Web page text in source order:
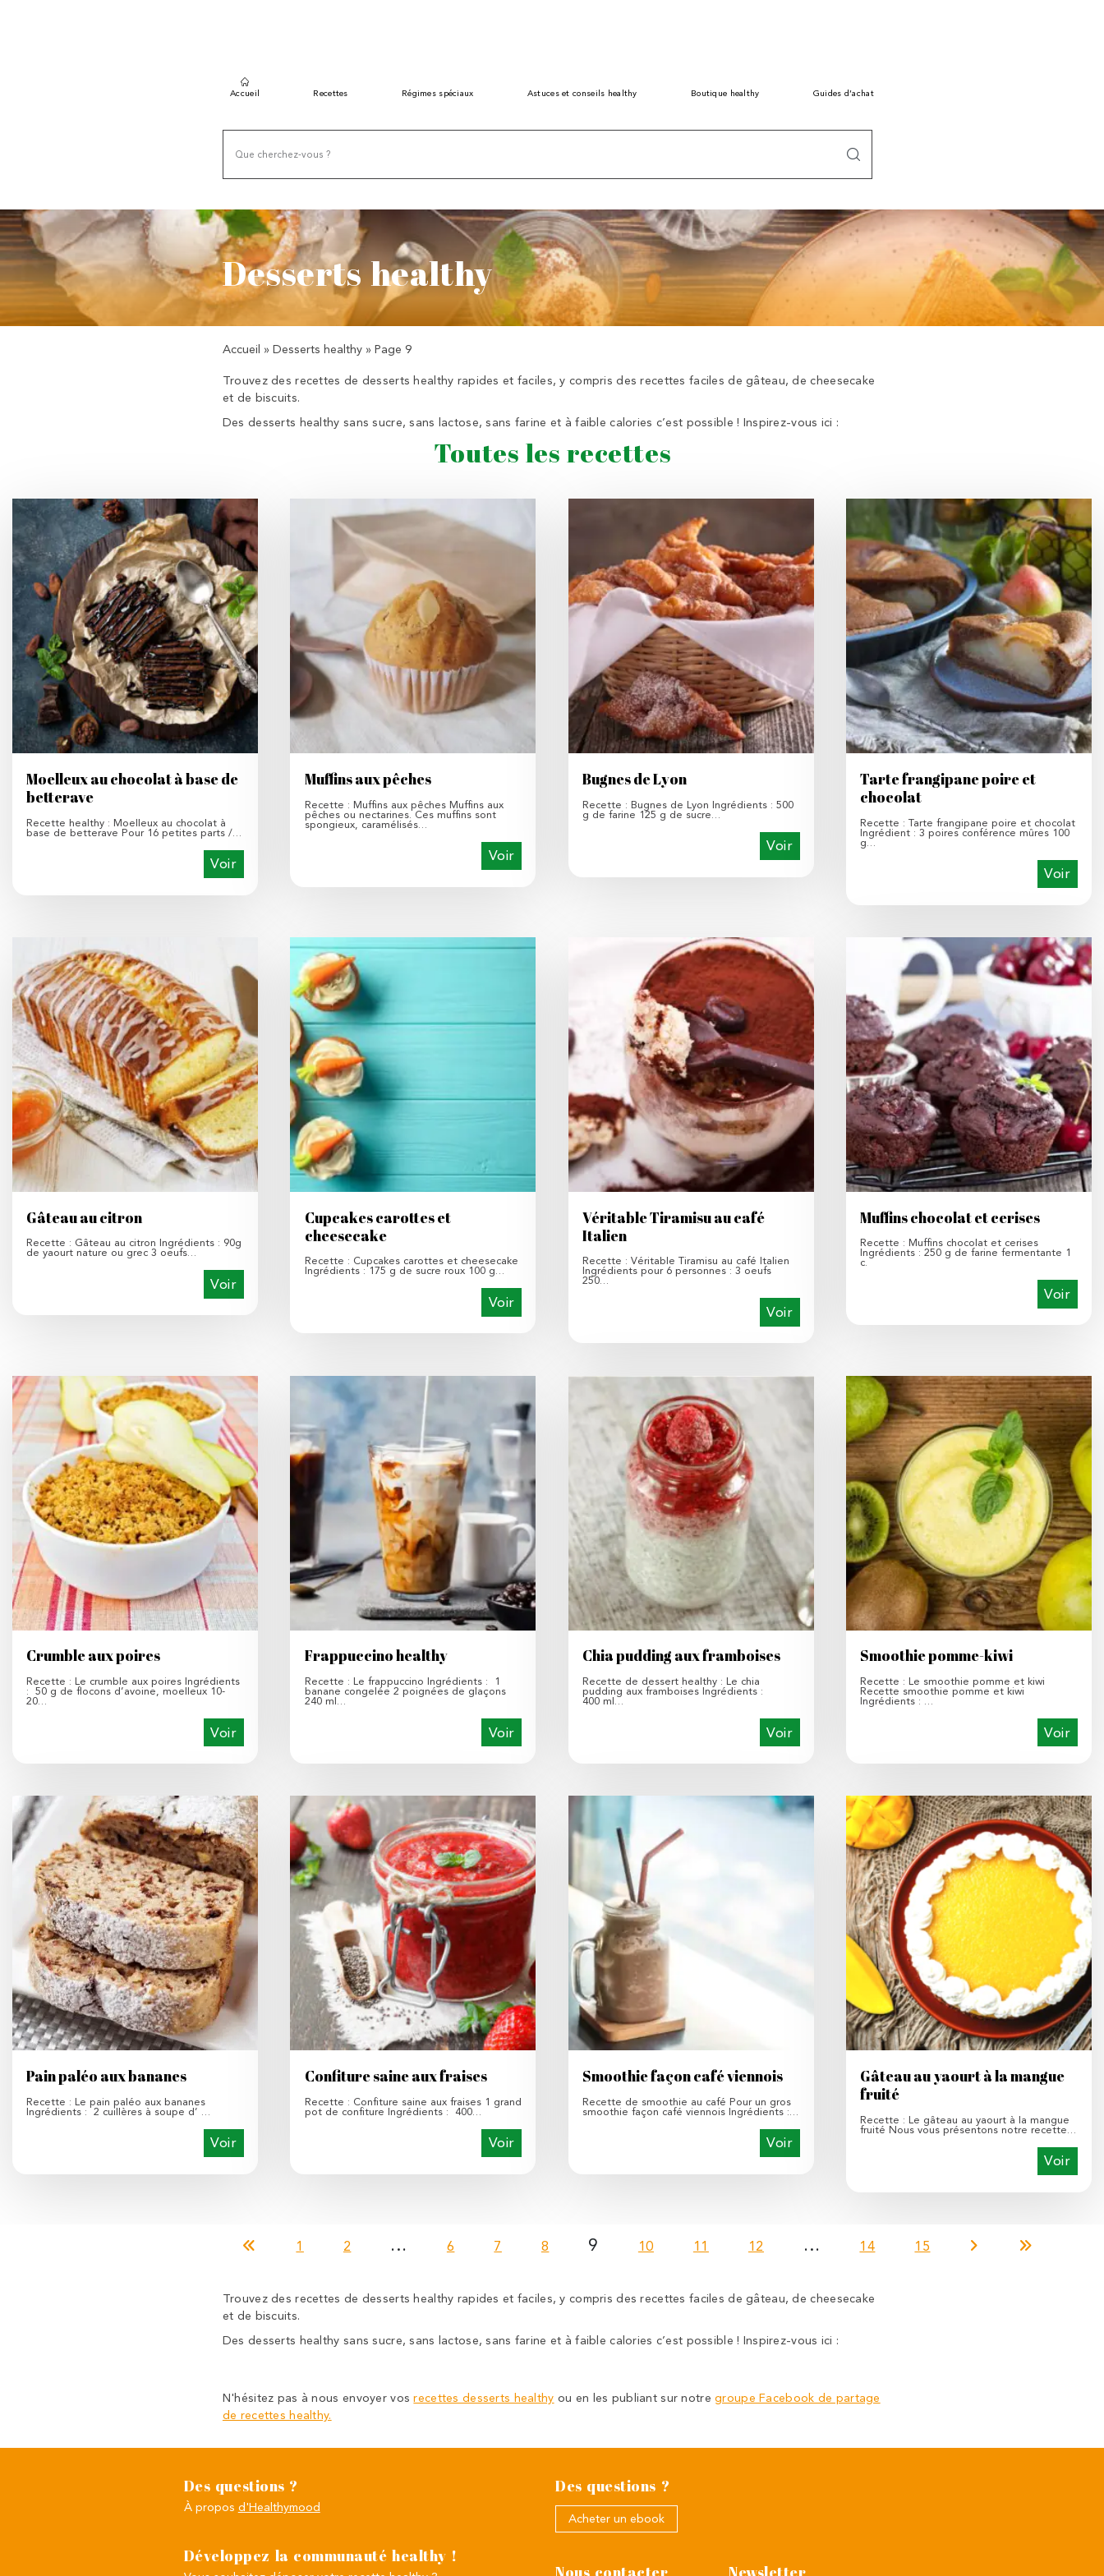
Accueil Recettes Régimes spéciaux Astuces et conseils healthy Boutique healthy Guides d’achat
Desserts healthy
Accueil » Desserts healthy» Page 9
Trouvez des recettes de desserts healthy rapides et faciles, y compris des recettes faciles de gâteau, de cheesecake
et de biscuits.
Des desserts healthy sans sucre, sans lactose, sans farine et à faible calories c’est possible ! Inspirez-vous ici :
Toutes les recettes
Moelleux au chocolat à base de
betterave
Recette healthy : Moelleux au chocolat à
base de betterave Pour 16 petites parts /…
Voir
Muffins aux pêches
Recette : Muffins aux pêches Muffins aux
pêches ou nectarines. Ces muffins sont
spongieux, caramélisés…
Voir
Bugnes de Lyon
Recette : Bugnes de Lyon Ingrédients : 500
g de farine 125 g de sucre…
Voir
Tarte frangipane poire et
chocolat
Recette : Tarte frangipane poire et chocolat
Ingrédient : 3 poires conférence mûres 100
g…
Voir
Gâteau au citron
Recette : Gâteau au citron Ingrédients : 90g
de yaourt nature ou grec 3 oeufs…
Voir
Cupcakes carottes et
cheesecake
Recette : Cupcakes carottes et cheesecake
Ingrédients : 175 g de sucre roux 100 g…
Voir
Véritable Tiramisu au café
Italien
Recette : Véritable Tiramisu au café Italien
Ingrédients pour 6 personnes : 3 oeufs
250…
Voir
Muffins chocolat et cerises
Recette : Muffins chocolat et cerises
Ingrédients : 250 g de farine fermentante 1
c.
Voir
Crumble aux poires
Recette : Le crumble aux poires Ingrédients
: 50 g de flocons d’avoine, moelleux 10-
20…
Voir
Frappuccino healthy
Recette : Le frappuccino Ingrédients : 1
banane congelée 2 poignées de glaçons
240 ml…
Voir
Chia pudding aux framboises
Recette de dessert healthy : Le chia
pudding aux framboises Ingrédients :
400 ml…
Voir
Smoothie pomme-kiwi
Recette : Le smoothie pomme et kiwi
Recette smoothie pomme et kiwi
Ingrédients : …
Voir
Pain paléo aux bananes
Recette : Le pain paléo aux bananes
Ingrédients : 2 cuillères à soupe d’ …
Voir
Confiture saine aux fraises
Recette : Confiture saine aux fraises 1 grand
pot de confiture Ingrédients : 400…
Voir
Smoothie façon café viennois
Recette de smoothie au café Pour un gros
smoothie façon café viennois Ingrédients :…
Voir
Gâteau au yaourt à la mangue
fruité
Recette : Le gâteau au yaourt à la mangue
fruité Nous vous présentons notre recette…
Voir
1 2 … 6 7 8 9 10 11 12 … 14 15
Trouvez des recettes de desserts healthy rapides et faciles, y compris des recettes faciles de gâteau, de cheesecake
et de biscuits.
Des desserts healthy sans sucre, sans lactose, sans farine et à faible calories c’est possible ! Inspirez-vous ici :
N'hésitez pas à nous envoyer vosrecettes desserts healthy ou en les publiant sur notregroupe Facebook de partage
de recettes healthy.
Des questions ?
À propos d'Healthymood
Développez la communauté healthy !
Des questions ?
Acheter un ebook